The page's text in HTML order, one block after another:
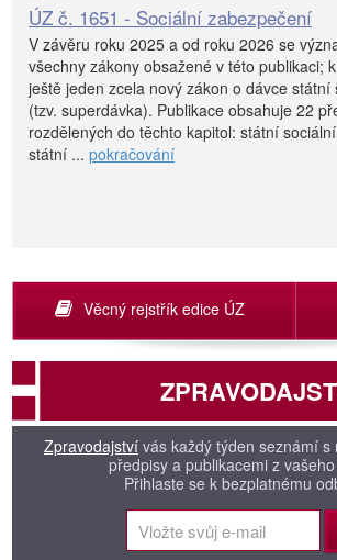
ÚZ č. 1651 - Sociální zabezpečení
V závěru roku 2025 a od roku 2026 se
všechny zákony obsažené v této publikaci;
ještě jeden zcela nový zákon o dávce státní
(tzv. superdávka). Publikace obsahuje 22
rozdělených do těchto kapitol: státní
státní ... pokračování
Věcný rejstřík edice ÚZ
Zpravodajství vás každý týden seznámí
předpisy a publikacemi z
Přihlaste se k bezplatnému